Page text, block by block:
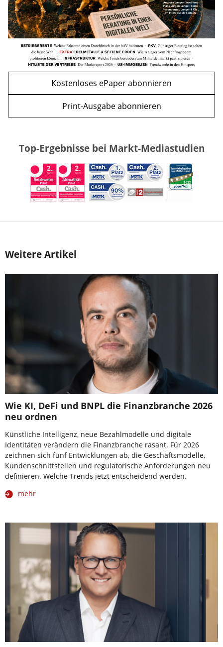
Kostenloses ePaper abonnieren
Print-Ausgabe abonnieren
Top-Ergebnisse bei Markt-Mediastudien
Weitere Artikel
Wie KI, DeFi und BNPL die Finanzbranche 2026
neu ordnen
Künstliche Intelligenz, neue Bezahlmodelle und digitale
Identitäten verändern die Finanzbranche rasant. Für 2026
zeichnen sich fünf Entwicklungen ab, die Geschäftsmodelle,
Kundenschnittstellen und regulatorische Anforderungen neu
definieren. Welche Trends jetzt entscheidend werden.
mehr